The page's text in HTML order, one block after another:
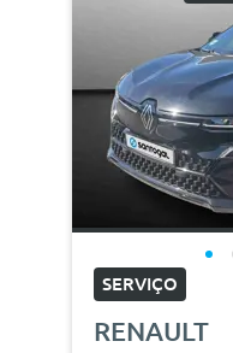
SERVIÇO
RENAULT